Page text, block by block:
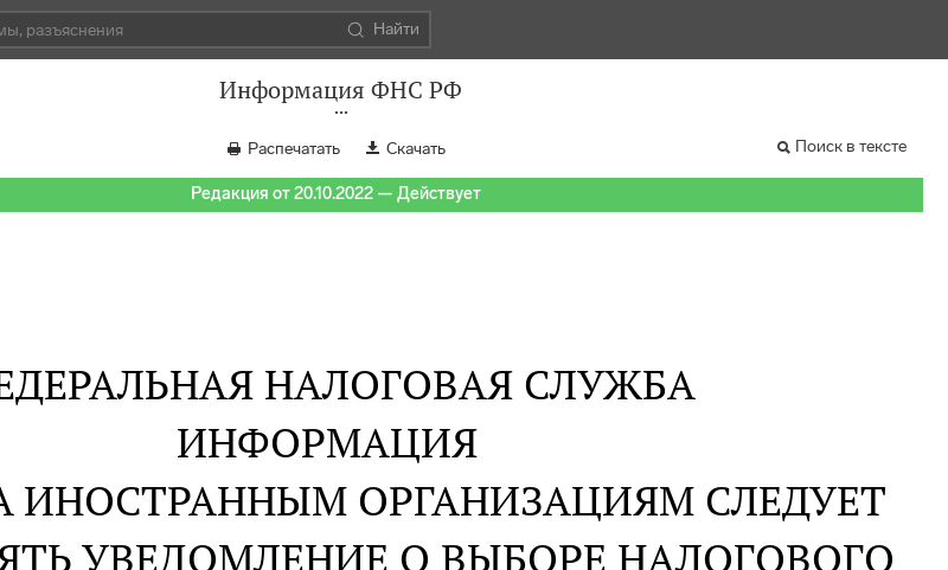
Найти
Информация ФНС РФ
Распечатать Скачать Поиск в тексте
Редакция от 20.10.2022 — Действует
НАЛОГОВАЯ СЛУЖБА
ИНФОРМАЦИЯ
ИНОСТРАННЫМ ОРГАНИЗАЦИЯМ СЛЕДУЕТ
УВЕДОМЛЕНИЕ О ВЫБОРЕ НАЛОГОВОГО